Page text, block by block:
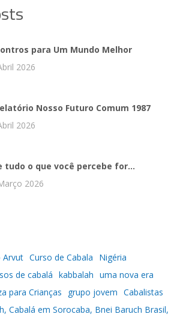
para Um Mundo Melhor
2026
Nosso Futuro Comum 1987
2026
tudo o que você percebe for...
2026
Arvut Curso de Cabala
Nigéria
de cabalá kabbalah uma nova era
para Crianças
grupo jovem Cabalistas
Cabalá em Sorocaba, Bnei Baruch Brasil,